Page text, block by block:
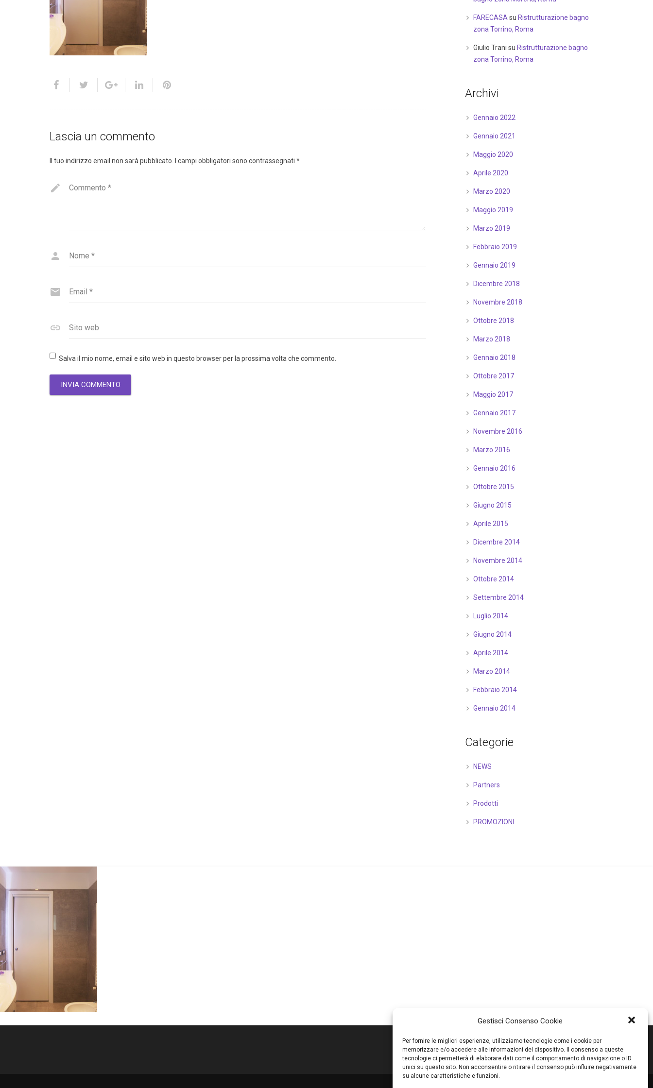
Gestisci Consenso Cookie
Per fornire le migliori esperienze, utilizziamo tecnologie come i cookie per
memorizzare e/o accedere alle informazioni del dispositivo. Il consenso a queste
tecnologie ci permetterà di elaborare dati come il comportamento di navigazione o ID
unici su questo sito. Non acconsentire o ritirare il consenso può influire negativamente
su alcune caratteristiche e funzioni.
Lascia un commento
Il tuo indirizzo email non sarà pubblicato. I campi obbligatori sono contrassegnati *
Commento *
Nome *
Email *
Sito web
Salva il mio nome, email e sito web in questo browser per la prossima volta che commento.
FARECASA su Ristrutturazione bagno
zona Torrino, Roma
Giulio Trani su Ristrutturazione bagno
zona Torrino, Roma
Archivi
Gennaio 2022
Gennaio 2021
Maggio 2020
Aprile 2020
Marzo 2020
Maggio 2019
Marzo 2019
Febbraio 2019
Gennaio 2019
Dicembre 2018
Novembre 2018
Ottobre 2018
Marzo 2018
Gennaio 2018
Ottobre 2017
Maggio 2017
Gennaio 2017
Novembre 2016
Marzo 2016
Gennaio 2016
Ottobre 2015
Giugno 2015
Aprile 2015
Dicembre 2014
Novembre 2014
Ottobre 2014
Settembre 2014
Luglio 2014
Giugno 2014
Aprile 2014
Marzo 2014
Febbraio 2014
Gennaio 2014
Categorie
NEWS
Partners
Prodotti
PROMOZIONI